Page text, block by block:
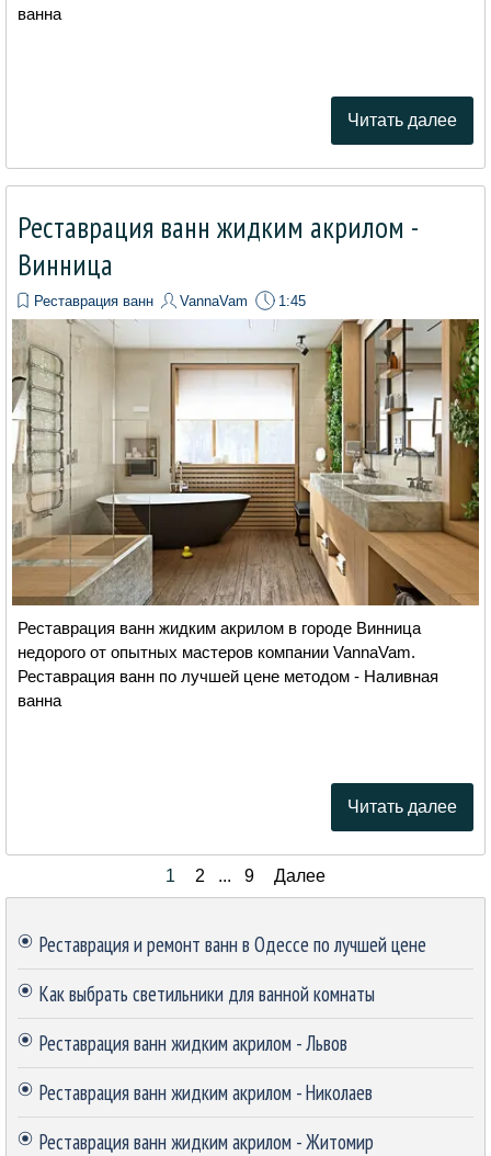
ванна
Читать далее
Реставрация ванн жидким акрилом -
Винница
Реставрация ванн VannaVam 1:45
Реставрация ванн жидким акрилом в городе Винница
недорого от опытных мастеров компании VannaVam.
Реставрация ванн по лучшей цене методом - Наливная
ванна
Читать далее
Текущая страница:
1 Перейти на страницу:
2 ... Перейти на страницу:
9
Далее
Реставрация и ремонт ванн в Одессе по лучшей цене
Как выбрать светильники для ванной комнаты
Реставрация ванн жидким акрилом - Львов
Реставрация ванн жидким акрилом - Николаев
Реставрация ванн жидким акрилом - Житомир